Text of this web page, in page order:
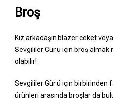
Broş
Kız arkadaşın blazer ceket
Sevgililer Günü için broş
olabilir!
Sevgililer Günü için birbirinden
ürünleri arasında broşlar da